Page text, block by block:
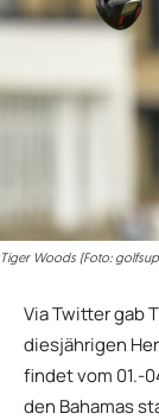
Tiger Woods (Foto:
Via Twitter gab
diesjährigen
findet vom 01.-
den Bahamas